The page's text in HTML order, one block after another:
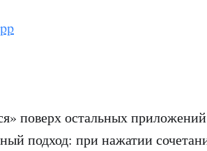
поверх остальных приложений
подход: при нажатии